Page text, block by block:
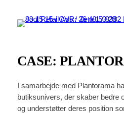
CASE:
I samarbejde med Plantorama
butiksunivers, der skaber bedre
og understøtter deres position